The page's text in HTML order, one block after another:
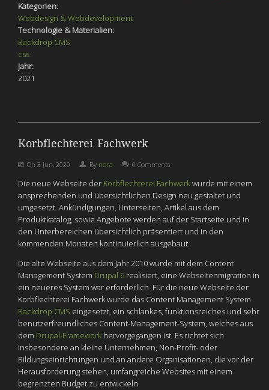
Kategorien:
Webdesign & Webdevelopment
Technologie & Materialien:
Backdrop CMS
css
Jahr:
2021
Korbflechterei Fachwerk
On 3 Jun, 2020 By nora 0 Comments
Die neue Webseite der Korbflechterei Fachwerkwurde mit einem
ansprechenden und übersichtlichen Design neu gestaltet und
umgesetzt. Ankündigungen, Unterseiten, Artikel aus dem
Produktkatalog, sowie Angebote werden auf der Startseite und in
den Unterbereichen übersichtlich präsentiert und in den
kommenden Monaten kontinuierlich ausgebaut.
Die alte Webseite aus dem Jahr 2010 wurde mit dem Content
Management System Drupal 6 realisiert, eine Webseitenmigration in
ein neueres System war erforderlich. Für die neue Webseite der
Korbflechterei Fachwerk wurde das Content Management System
Backdrop CMS eingesetzt, ein schlankes, funktionsreiches und sehr
benutzerfreundliches Content-Management-System, welches aus
dem Drupal-Framework hervorgegangen ist. Es richtet sich
insbesondere an kleine Unternehmen, Non-Profit- oder
Bildungseinrichtungen und an andere Organisationen, die vor der
Herausforderung stehen, umfangreiche Websites mit einem
begrenzten Budget zu entwickeln.